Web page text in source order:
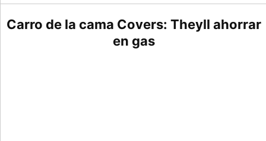
Carro de la cama Covers: Theyll ahorrar
en gas